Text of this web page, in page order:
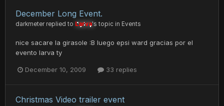
December Long Event.
darkmeter replied to Larva's topic in Events
nice sacare la girasole :B luego epsi ward gracias por el
evento larva ty
December 10, 2009 33 replies
Christmas Video trailer event